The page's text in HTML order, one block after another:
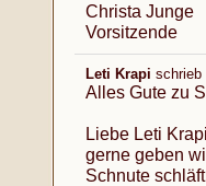
Christa Junge
Vorsitzende
Leti Krapi schrieb
Alles Gute zu
Liebe Leti
gerne geben
Schnute